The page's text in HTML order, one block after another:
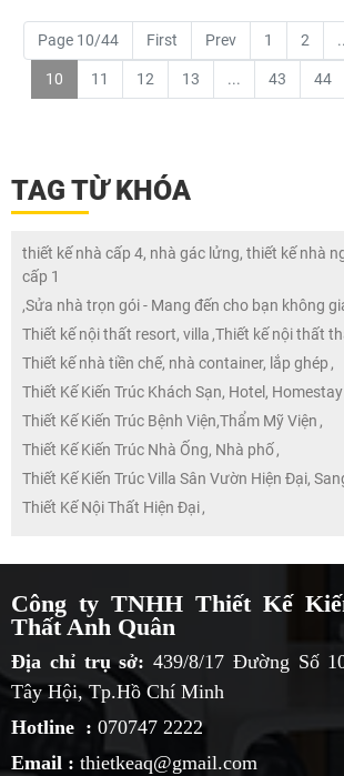
Page 10/44 First Prev 1 2
10 11 12 13 ... 43 44
TAG TỪ KHÓA
thiết kế nhà cấp 4, nhà gác lửng, thiết kế nhà
cấp 1
,Sửa nhà trọn gói - Mang đến cho bạn không
Thiết kế nội thất resort, villa ,Thiết kế nội thất
Thiết kế nhà tiền chế, nhà container, lắp ghép ,
Thiết Kế Kiến Trúc Khách Sạn, Hotel, Homestay
Thiết Kế Kiến Trúc Bệnh Viện,Thẩm Mỹ Viện ,
Thiết Kế Kiến Trúc Nhà Ống, Nhà phố,
Thiết Kế Kiến Trúc Villa Sân Vườn Hiện Đại,
Thiết Kế Nội Thất Hiện Đại,
Công ty TNHH Thiết Kế
Thất Anh Quân
Địa chỉ trụ sở: 439/8/17 Đường Số
Tây Hội, Tp.Hồ Chí Minh
Hotline : 070747 2222
Email : thietkeaq@gmail.com